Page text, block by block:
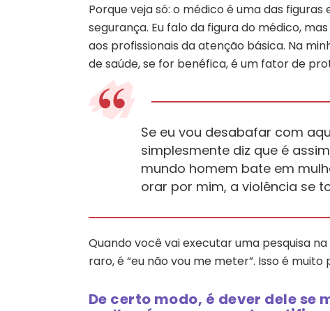
Porque veja só: o médico é uma das
segurança. Eu falo da figura do médico,
aos profissionais da atenção básica. Na
de saúde, se for benéfica, é um fator de
Se eu vou desabafar com
simplesmente diz que é
mundo homem bate em
orar por mim, a violência se
Quando você vai executar uma pesquisa
raro, é “eu não vou me meter”. Isso é muito
De certo modo, é dever dele